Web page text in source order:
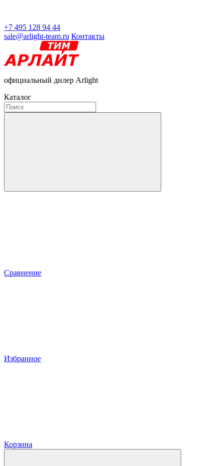
+7 495 128 94 44
sale@arlight-team.ru Контакты
официальный дилер Arlight
Каталог
Сравнение
Избранное
Корзина